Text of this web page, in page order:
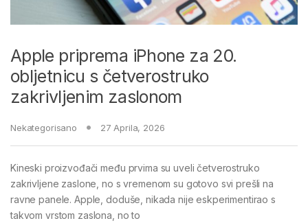
Apple priprema iPhone za 20.
obljetnicu s četverostruko
zakrivljenim zaslonom
Nekategorisano 27 Aprila, 2026
Kineski proizvođači među prvima su uveli četverostruko
zakrivljene zaslone, no s vremenom su gotovo svi prešli na
ravne panele. Apple, doduše, nikada nije eskperimentirao s
takvom vrstom zaslona, no to